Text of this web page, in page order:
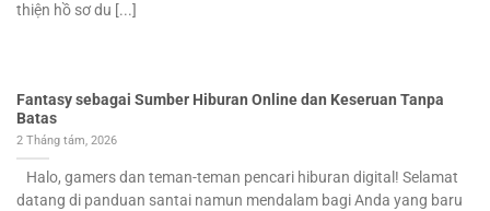
thiện hồ sơ du [...]
Fantasy sebagai Sumber Hiburan Online dan Keseruan Tanpa
Batas
2 Tháng tám, 2026
Halo, gamers dan teman-teman pencari hiburan digital! Selamat
datang di panduan santai namun mendalam bagi Anda yang baru